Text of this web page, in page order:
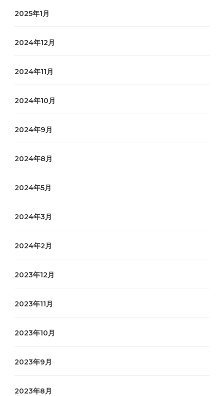
2025年1月
2024年12月
2024年11月
2024年10月
2024年9月
2024年8月
2024年5月
2024年3月
2024年2月
2023年12月
2023年11月
2023年10月
2023年9月
2023年8月